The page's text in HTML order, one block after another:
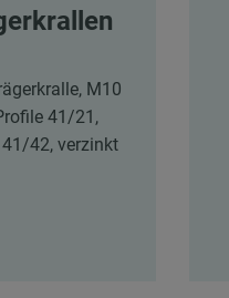
M10
41/21,
42, verzinkt